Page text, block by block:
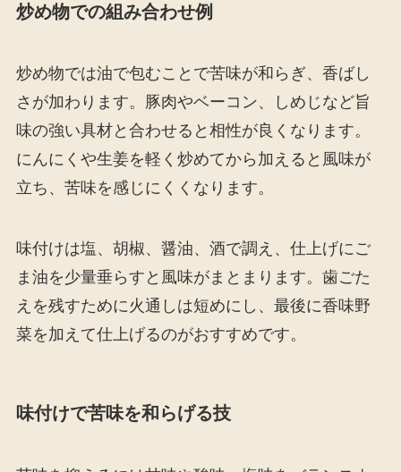
炒め物での組み合わせ例
炒め物では油で包むことで苦味が和らぎ、香ばし
さが加わります。豚肉やベーコン、しめじなど旨
味の強い具材と合わせると相性が良くなります。
にんにくや生姜を軽く炒めてから加えると風味が
立ち、苦味を感じにくくなります。
味付けは塩、胡椒、醤油、酒で調え、仕上げにご
ま油を少量垂らすと風味がまとまります。歯ごた
えを残すために火通しは短めにし、最後に香味野
菜を加えて仕上げるのがおすすめです。
味付けで苦味を和らげる技